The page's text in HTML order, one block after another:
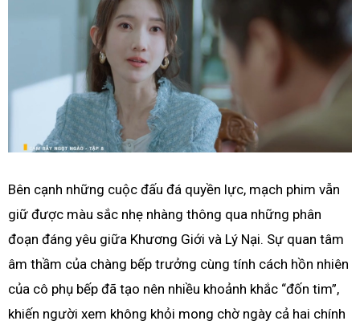
Bên cạnh những cuộc đấu đá quyền lực, mạch phim vẫn
giữ được màu sắc nhẹ nhàng thông qua những phân
đoạn đáng yêu giữa Khương Giới và Lý Nại. Sự quan tâm
âm thầm của chàng bếp trưởng cùng tính cách hồn nhiên
của cô phụ bếp đã tạo nên nhiều khoảnh khắc “đốn tim”,
khiến người xem không khỏi mong chờ ngày cả hai chính